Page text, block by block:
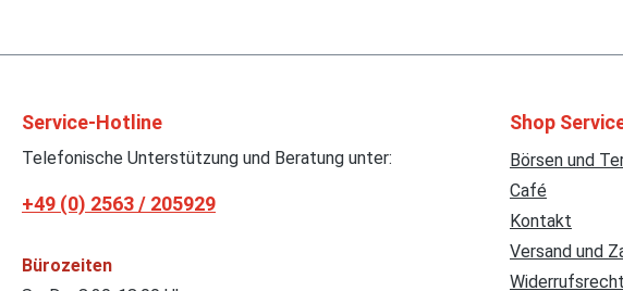
Service-Hotline
Telefonische Unterstützung und Beratung unter:
+49 (0) 2563 / 205929
Bürozeiten
Shop
Börsen und
Café
Kontakt
Versand und
Widerrufsrecht